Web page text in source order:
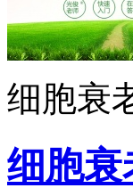
细胞衰
细胞